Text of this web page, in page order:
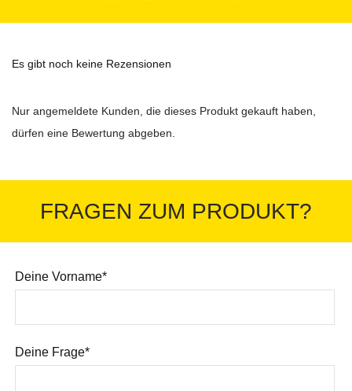
Es gibt noch keine Rezensionen
Nur angemeldete Kunden, die dieses Produkt gekauft haben,
dürfen eine Bewertung abgeben.
FRAGEN ZUM PRODUKT?
Deine Vorname*
Deine Frage*